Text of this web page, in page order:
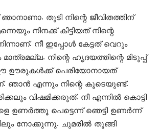
തുടി നിന്റെ ജീവിതത്തിന്
നിനക്ക് കിട്ടിയത് നിന്റെ
നീ ഇപ്പോൾ കേട്ടത് വെറും
നിന്റെ ഹൃദയത്തിന്റെ മിടുപ്പ്
ഊരുകൾക്ക് പെരിയോനായത്
ഞാൻ എന്നും നിന്റെ കൂടെയുണ്ട്.
വിഷമിക്കരുത്. നീ എന്നിൽ കൊട്ടി
പെട്ടെന്ന് ഞെട്ടി ഉണർന്ന്
നോക്കുന്നു. ചുമരിൽ തൂങ്ങി